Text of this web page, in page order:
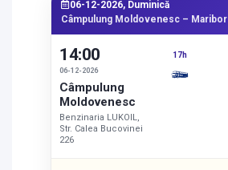
06-12-2026, Duminică
Câmpulung Moldovenesc – Maribor
14:00
06-12-2026
Câmpulung
Moldovenesc
Benzinaria LUKOIL,
Str. Calea Bucovinei
226
17h